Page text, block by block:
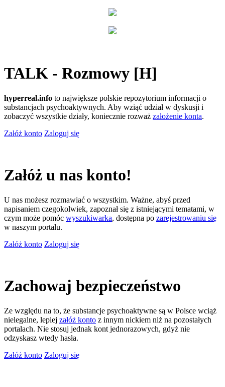
TALK - Rozmowy [H]
hyperreal.info to największe polskie repozytorium informacji o
substancjach psychoaktywnych. Aby wziąć udział w dyskusji i
zobaczyć wszystkie działy, koniecznie rozważ założenie konta.
Załóż konto Zaloguj się
Załóż u nas konto!
U nas możesz rozmawiać o wszystkim. Ważne, abyś przed
napisaniem czegokolwiek, zapoznał się z istniejącymi tematami, w
czym może pomóc wyszukiwarka, dostępna po zarejestrowaniu się
w naszym portalu.
Załóż konto Zaloguj się
Zachowaj bezpieczeństwo
Ze względu na to, że substancje psychoaktywne są w Polsce wciąż
nielegalne, lepiej załóż konto z innym nickiem niż na pozostałych
portalach. Nie stosuj jednak kont jednorazowych, gdyż nie
odzyskasz wtedy hasła.
Załóż konto Zaloguj się